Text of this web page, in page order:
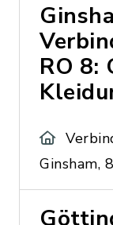
RO 8:
Ginsham,